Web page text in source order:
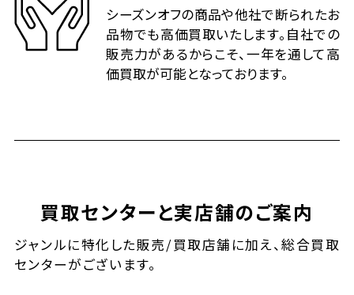
シーズンオフの商品や他社で断られたお
品物でも高価買取いたします。自社での
販売力があるからこそ、一年を通して高
価買取が可能となっております。
買取センターと実店舗のご案内
ジャンルに特化した販売/買取店舗に加え、総合買取
センターがございます。